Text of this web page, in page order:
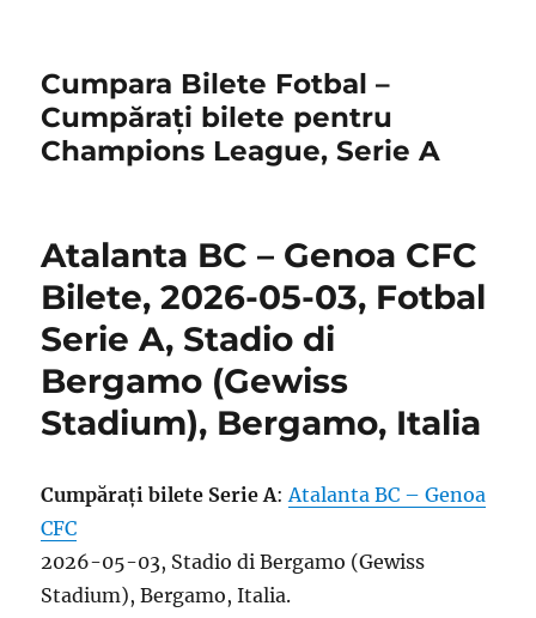
Cumpara Bilete Fotbal –
Cumpărați bilete pentru
Champions League, Serie A
Atalanta BC – Genoa CFC
Bilete, 2026-05-03, Fotbal
Serie A, Stadio di
Bergamo (Gewiss
Stadium), Bergamo, Italia
Cumpărați bilete Serie A:Atalanta BC – Genoa
CFC
2026-05-03, Stadio di Bergamo (Gewiss
Stadium), Bergamo, Italia.